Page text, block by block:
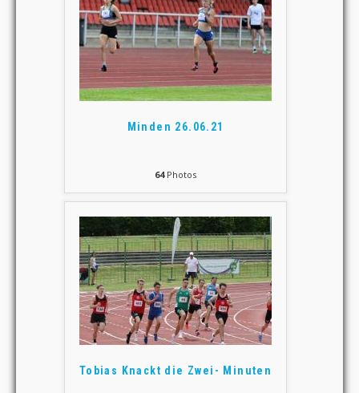
Minden 26.06.21
64Photos
Tobias Knackt die Zwei- Minuten